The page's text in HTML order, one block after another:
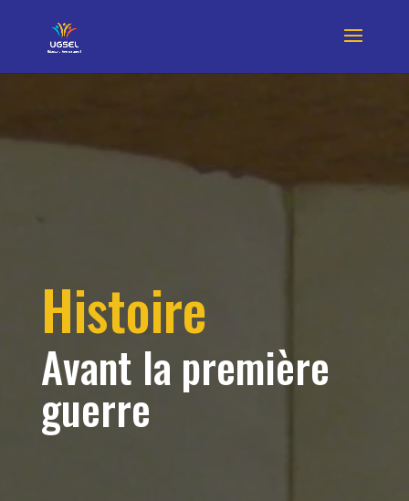
Histoire
Avant la première
guerre